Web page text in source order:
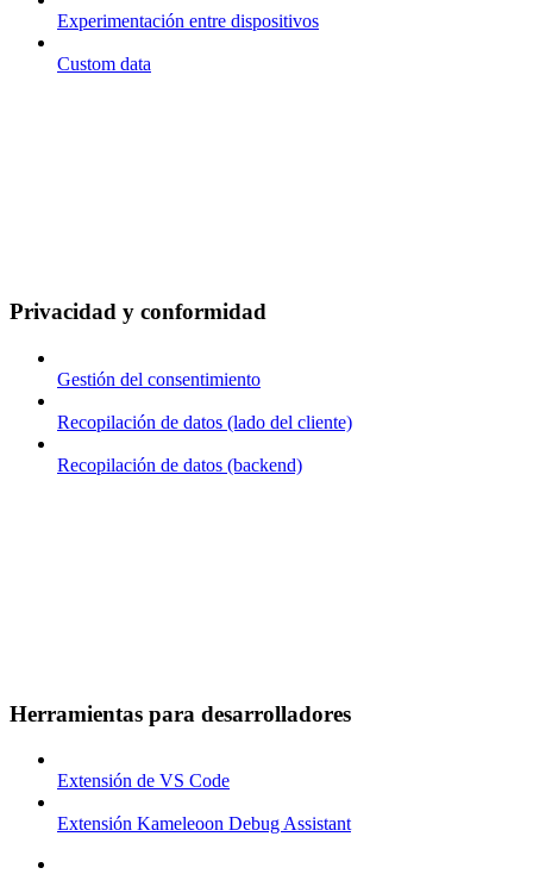
Experimentación entre dispositivos
Custom data
Privacidad y conformidad
Gestión del consentimiento
Recopilación de datos (lado del cliente)
Recopilación de datos (backend)
Herramientas para desarrolladores
Extensión de VS Code
Extensión Kameleoon Debug Assistant